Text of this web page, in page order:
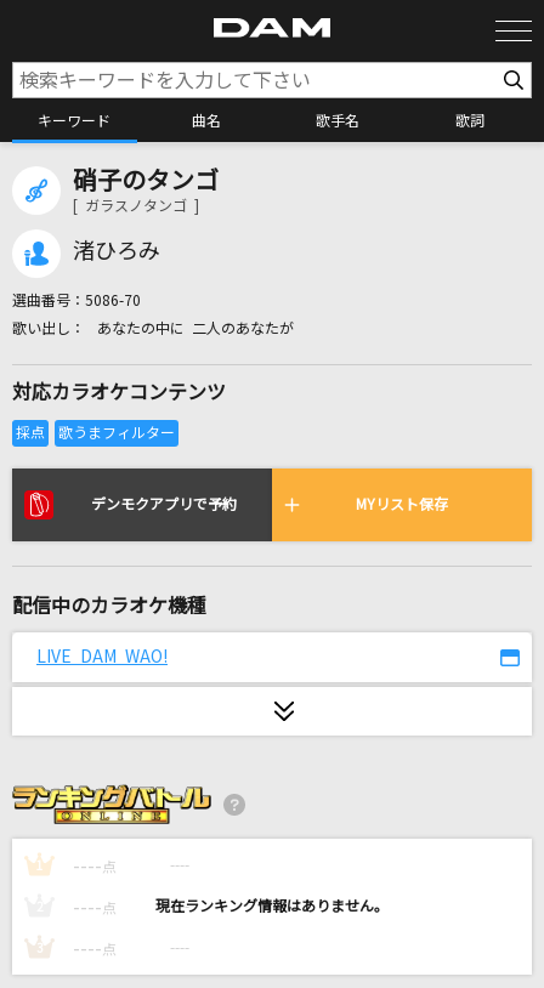
キーワード 曲名 歌手名 歌詞
リアルタイムで歌われている曲の一覧
How-to
[生音]ツバサ
[生音]冬の稲妻
ALICE(アリス)
小野正利
硝子のタンゴ
[ ガラスノタンゴ ]
渚ひろみ
選曲番号： 5086-70
あなたの中に 二人のあなたが
対応カラオケコンテンツ
デンモクアプリで予約 MYリスト保存
配信中のカラオケ機種
LIVE DAM WAO!
1 ---- 点 ----
---- 点 ----
3 ---- 点 ----